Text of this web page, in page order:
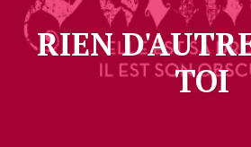
RIEN
TOI